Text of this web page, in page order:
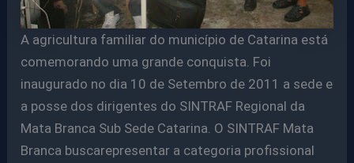
A agricultura familiar do município de Catarina está
comemorando uma grande conquista. Foi
inaugurado no dia 10 de Setembro de 2011 a sede e
a posse dos dirigentes do SINTRAF Regional da
Mata Branca Sub Sede Catarina. O SINTRAF Mata
Branca buscarepresentar a categoria profissional